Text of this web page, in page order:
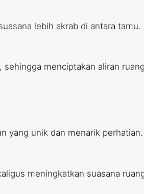
lebih akrab di antara
menciptakan aliran
yang unik dan menarik
meningkatkan suasana